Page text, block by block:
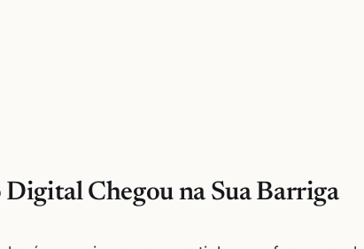
Digital Chegou na Sua Barriga